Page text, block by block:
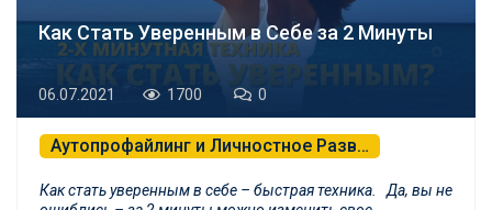
Как Стать Уверенным в Себе за 2 Минуты
06.07.2021 1700 0
Аутопрофайлинг и Личностное Развитие
Психологическая Самозащита и БНЛП
Как стать уверенным в себе – быстрая техника. Да, вы не